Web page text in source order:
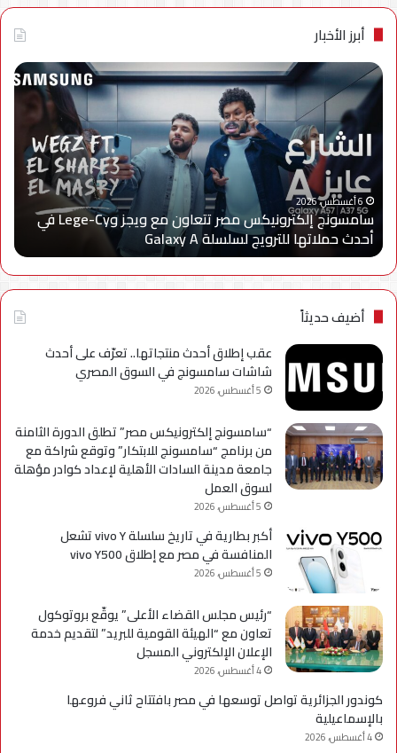
أبرز الأخبار
سامسونج
إلكترونيكس
مصر
تتعاون
ويجز
وLege-
Cy
في
أحدث
حملاتها
للترويج
لسلسلة
Galaxy
A
6 أغسطس، 2026
سامسونج إلكترونيكس مصر تتعاون مع ويجز وLege-Cy في
أحدث حملاتها للترويج لسلسلة Galaxy A
My
أضيف حديثاً
عقب إطلاق أحدث منتجاتها.. تعرّف على أحدث
شاشات سامسونج في السوق المصري
5 أغسطس، 2026
“سامسونج إلكترونيكس مصر” تطلق الدورة الثامنة
من برنامج “سامسونج للابتكار” وتوقع شراكة مع
جامعة مدينة السادات الأهلية لإعداد كوادر مؤهلة
لسوق العمل
5 أغسطس، 2026
أكبر بطارية في تاريخ سلسلة vivo Y تشعل
المنافسة في مصر مع إطلاق vivo Y500
5 أغسطس، 2026
“رئيس مجلس القضاء الأعلى” يوقّع بروتوكول
تعاون مع “الهيئة القومية للبريد” لتقديم خدمة
الإعلان الإلكتروني المسجل
4 أغسطس، 2026
كوندور الجزائرية تواصل توسعها في مصر بافتتاح ثاني فروعها
بالإسماعيلية
4 أغسطس، 2026